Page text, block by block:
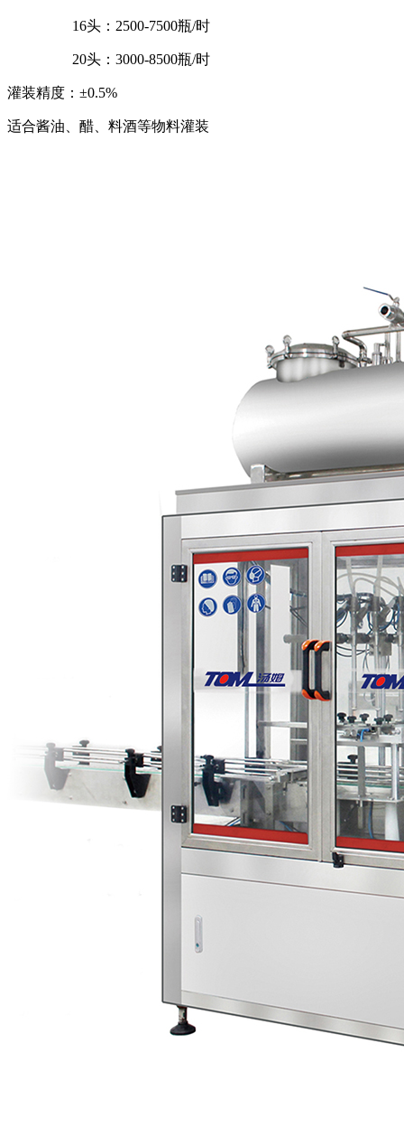
16头：2500-7500瓶/时
20头：3000-8500瓶/时
灌装精度：±0.5%
适合酱油、醋、料酒等物料灌装